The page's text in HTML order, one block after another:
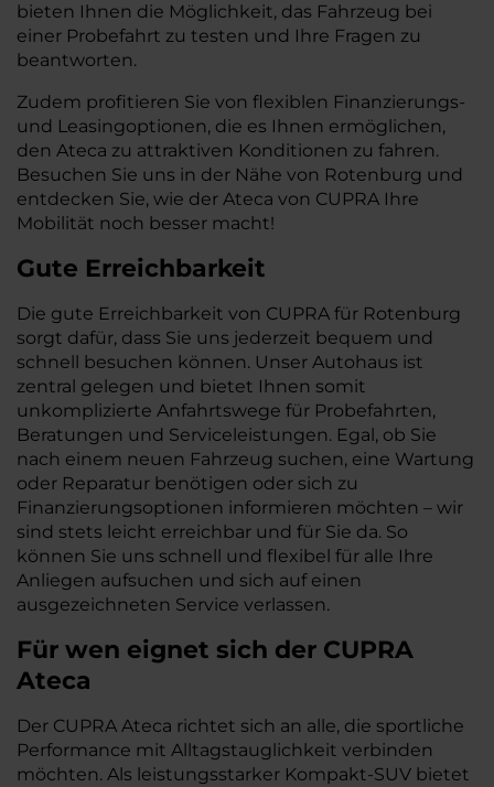
bieten Ihnen die Möglichkeit, das Fahrzeug bei
einer Probefahrt zu testen und Ihre Fragen zu
beantworten.
Zudem profitieren Sie von flexiblen Finanzierungs-
und Leasingoptionen, die es Ihnen ermöglichen,
den Ateca zu attraktiven Konditionen zu fahren.
Besuchen Sie uns in der Nähe von Rotenburg und
entdecken Sie, wie der Ateca von CUPRA Ihre
Mobilität noch besser macht!
Gute Erreichbarkeit
Die gute Erreichbarkeit von CUPRA für Rotenburg
sorgt dafür, dass Sie uns jederzeit bequem und
schnell besuchen können. Unser Autohaus ist
zentral gelegen und bietet Ihnen somit
unkomplizierte Anfahrtswege für Probefahrten,
Beratungen und Serviceleistungen. Egal, ob Sie
nach einem neuen Fahrzeug suchen, eine Wartung
oder Reparatur benötigen oder sich zu
Finanzierungsoptionen informieren möchten – wir
sind stets leicht erreichbar und für Sie da. So
können Sie uns schnell und flexibel für alle Ihre
Anliegen aufsuchen und sich auf einen
ausgezeichneten Service verlassen.
Für wen eignet sich der CUPRA
Ateca
Der CUPRA Ateca richtet sich an alle, die sportliche
Performance mit Alltagstauglichkeit verbinden
möchten. Als leistungsstarker Kompakt-SUV bietet